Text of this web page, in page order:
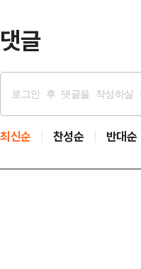
댓글
최신순 찬성순 반대순